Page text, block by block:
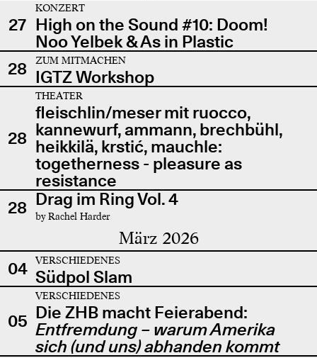
27
KONZERT
High on the Sound #10: Doom!
Noo Yelbek & As in Plastic
28
ZUM MITMACHEN
IGTZ Workshop
28
THEATER
fleischlin/meser mit ruocco,
kannewurf, ammann, brechbühl,
heikkilä, krstić, mauchle:
togetherness - pleasure as
resistance
28 Drag im Ring Vol. 4
by Rachel Harder
März 2026
04 VERSCHIEDENES
Südpol Slam
05
VERSCHIEDENES
Die ZHB macht Feierabend:
Entfremdung – warum Amerika
sich (und uns) abhanden kommt